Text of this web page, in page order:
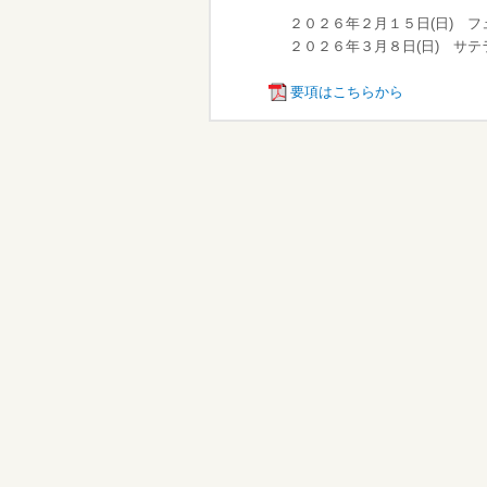
２０２６年２月１５日(日) フ
２０２６年３月８日(日) サテ
要項はこちらから